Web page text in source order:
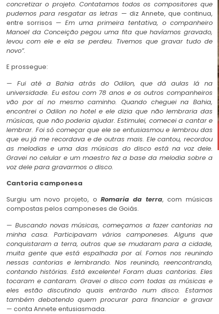
concretizar o projeto. Contatamos todos os compositores que
pudemos para resgatar as letras — diz Annete, que continua,
entre sorrisos — Em uma primeira tentativa, o companheiro
Manoel da Conceição pegou uma fita que havíamos gravado,
levou com ele e ela se perdeu. Tivemos que gravar tudo de
novo”.
E prossegue:
— Fui até a Bahia atrás do Odilon, que dá aulas lá na
universidade. Eu estou com 78 anos e os outros companheiros
vão por aí no mesmo caminho. Quando cheguei na Bahia,
encontrei o Odilon no hotel e ele dizia que não lembraria das
músicas, que não poderia ajudar. Estimulei, comecei a cantar e
lembrar. Foi só começar que ele se entusiasmou e lembrou das
que eu já me recordava e de outras mais. Ele cantou, recordou
as melodias e uma das músicas do disco está na voz dele.
Gravei no celular e um maestro fez a base da melodia sobre a
voz dele para gravarmos o disco.
Cantoria camponesa
Surgiu um novo projeto, oRomaria da terra, com músicas
compostas pelos camponeses de Goiás.
— Buscando novas músicas, começamos a fazer cantorias na
minha casa. Participavam vários camponeses. Alguns que
conquistaram a terra, outros que se mudaram para a cidade,
muita gente que está espalhada por aí. Fomos nos reunindo
nessas cantorias e lembrando. Nos reunindo, reencontrando,
contando histórias. Está excelente! Foram duas cantorias. Eles
tocaram e cantaram. Gravei o disco com todas as músicas e
eles estão discutindo quais entrarão num disco. Estamos
também debatendo quem procurar para financiar e gravar
— conta Annete entusiasmada.